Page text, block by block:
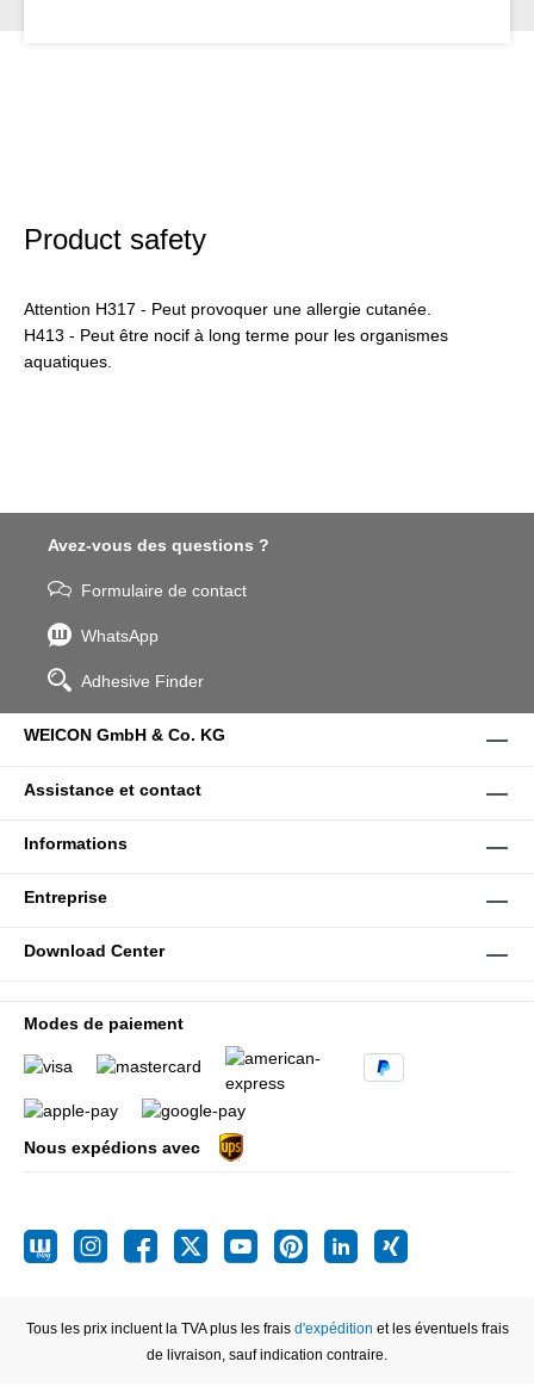
Product safety
Attention H317 - Peut provoquer une allergie cutanée.
H413 - Peut être nocif à long terme pour les organismes
aquatiques.
Avez-vous des questions ?
Formulaire de contact
WhatsApp
Adhesive Finder
WEICON GmbH & Co. KG
Assistance et contact
Informations
Entreprise
Download Center
Modes de paiement
Nous expédions avec
Tous les prix incluent la TVA plus les frais d'expédition et les éventuels frais
de livraison, sauf indication contraire.